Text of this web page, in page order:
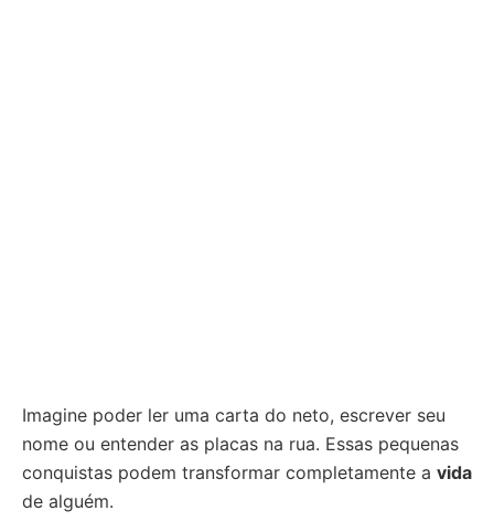
Imagine poder ler uma carta do neto, escrever seu
nome ou entender as placas na rua. Essas pequenas
conquistas podem transformar completamente a vida
de alguém.